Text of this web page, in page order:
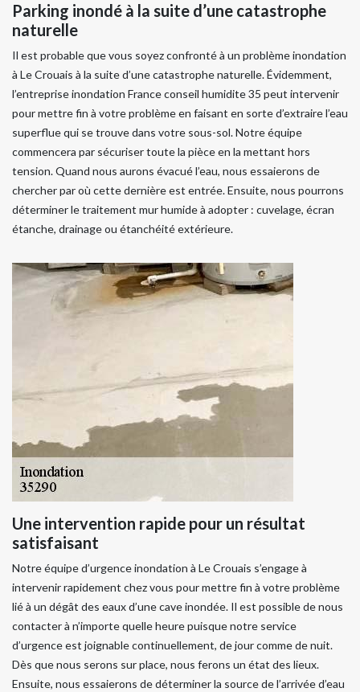
Parking inondé à la suite d’une catastrophe
naturelle
Il est probable que vous soyez confronté à un problème inondation
à Le Crouais à la suite d’une catastrophe naturelle. Évidemment,
l’entreprise inondation France conseil humidite 35 peut intervenir
pour mettre fin à votre problème en faisant en sorte d’extraire l’eau
superflue qui se trouve dans votre sous-sol. Notre équipe
commencera par sécuriser toute la pièce en la mettant hors
tension. Quand nous aurons évacué l’eau, nous essaierons de
chercher par où cette dernière est entrée. Ensuite, nous pourrons
déterminer le traitement mur humide à adopter : cuvelage, écran
étanche, drainage ou étanchéité extérieure.
Une intervention rapide pour un résultat
satisfaisant
Notre équipe d’urgence inondation à Le Crouais s’engage à
intervenir rapidement chez vous pour mettre fin à votre problème
lié à un dégât des eaux d’une cave inondée. Il est possible de nous
contacter à n’importe quelle heure puisque notre service
d’urgence est joignable continuellement, de jour comme de nuit.
Dès que nous serons sur place, nous ferons un état des lieux.
Ensuite, nous essaierons de déterminer la source de l’arrivée d’eau